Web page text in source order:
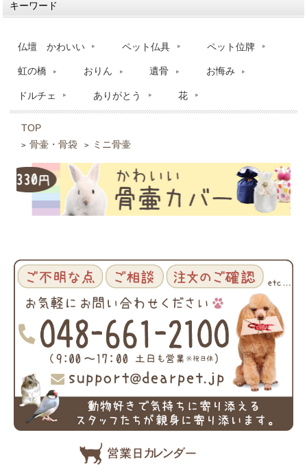
キーワード
仏壇 かわいい ペット仏具 ペット位牌
虹の橋 おりん 遺骨 お悔み
ドルチェ ありがとう 花
TOP
> 骨壷・骨袋 > ミニ骨壷